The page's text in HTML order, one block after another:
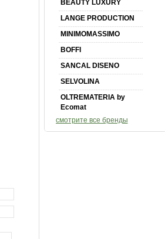
BEAUTY LUXURY
LANGE PRODUCTION
MINIMOMASSIMO
BOFFI
SANCAL DISENO
SELVOLINA
OLTREMATERIA by
Ecomat
смотрите все бренды